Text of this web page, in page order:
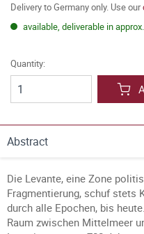
Delivery to Germany only. Use our
available, deliverable in
Quantity:
Abstract
Die Levante, eine Zone
Fragmentierung, schuf
durch alle Epochen, bis
Raum zwischen Mittelmeer